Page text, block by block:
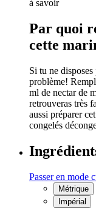
à savoir
Par quoi
cette
Si tu ne
problème!
ml de nectar de
retrouveras très
aussi préparer
congelés
Passer en mode
Métrique
Impérial